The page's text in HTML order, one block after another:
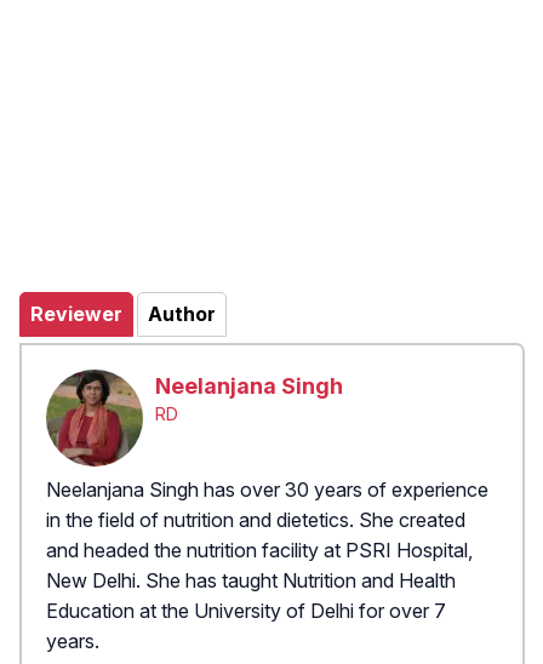
Reviewer Author
Neelanjana Singh
RD
Neelanjana Singh has over 30 years of experience
in the field of nutrition and dietetics. She created
and headed the nutrition facility at PSRI Hospital,
New Delhi. She has taught Nutrition and Health
Education at the University of Delhi for over 7
years.